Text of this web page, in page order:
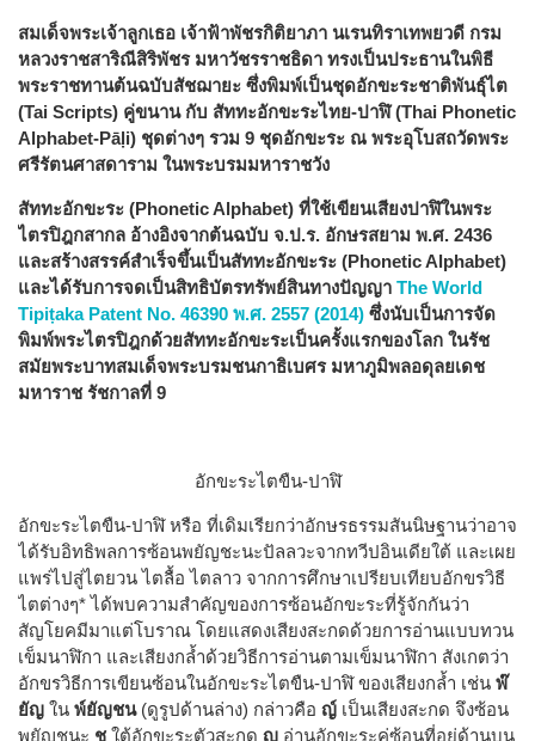
สมเด็จพระเจ้าลูกเธอ เจ้าฟ้าพัชรกิติยาภา นเรนทิราเทพยวดี กรม
หลวงราชสาริณีสิริพัชร มหาวัชรราชธิดา ทรงเป็นประธานในพิธี
พระราชทานต้นฉบับสัชฌายะ ซึ่งพิมพ์เป็นชุดอักขะระชาติพันธุ์ไต
(Tai Scripts) คู่ขนาน กับ สัททะอักขะระไทย-ปาฬิ (Thai Phonetic
Alphabet-Pāḷi) ชุดต่างๆ รวม 9 ชุดอักขะระ ณ พระอุโบสถวัดพระ
ศรีรัตนศาสดาราม ในพระบรมมหาราชวัง
สัททะอักขะระ (Phonetic Alphabet) ที่ใช้เขียนเสียงปาฬิในพระ
ไตรปิฎกสากล อ้างอิงจากต้นฉบับ จ.ป.ร. อักษรสยาม พ.ศ. 2436
และสร้างสรรค์สำเร็จขึ้นเป็นสัททะอักขะระ (Phonetic Alphabet)
และได้รับการจดเป็นสิทธิบัตรทรัพย์สินทางปัญญา The World
Tipiṭaka Patent No. 46390 พ.ศ. 2557 (2014) ซึ่งนับเป็นการจัด
พิมพ์พระไตรปิฎกด้วยสัททะอักขะระเป็นครั้งแรกของโลก ในรัช
สมัยพระบาทสมเด็จพระบรมชนกาธิเบศร มหาภูมิพลอดุลยเดช
มหาราช รัชกาลที่ 9
อักขะระไตขืน-ปาฬิ
อักขะระไตขืน-ปาฬิ หรือ ที่เดิมเรียกว่าอักษรธรรมสันนิษฐานว่าอาจ
ได้รับอิทธิพลการซ้อนพยัญชะนะปัลลวะจากทวีปอินเดียใต้ และเผย
แพร่ไปสู่ไตยวน ไตลื้อ ไตลาว จากการศึกษาเปรียบเทียบอักขรวิธี
ไตต่างๆ* ได้พบความสำคัญของการซ้อนอักขะระที่รู้จักกันว่า
สัญโยคมีมาแต่โบราณ โดยแสดงเสียงสะกดด้วยการอ่านแบบทวน
เข็มนาฬิกา และเสียงกล้ำด้วยวิธีการอ่านตามเข็มนาฬิกา สังเกตว่า
อักขรวิธีการเขียนซ้อนในอักขะระไตขืน-ปาฬิ ของเสียงกล้ำ เช่น พ๊
ยัญ ใน พ์ยัญชน(ดูรูปด้านล่าง) กล่าวคือ ญ์ เป็นเสียงสะกด จึงซ้อน
พยัญชนะ ชใต้อักขะระตัวสะกด ญ อ่านอักขะระคู่ซ้อนที่อยู่ด้านบน